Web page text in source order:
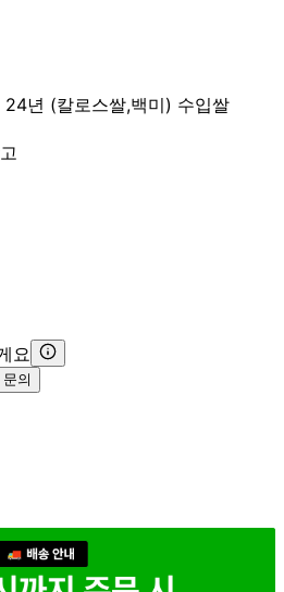
년 (칼로스쌀,백미) 수입쌀
요
의